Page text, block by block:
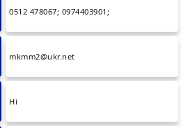
0512 478067; 0974403901;
mkmm2@ukr.net
Ні